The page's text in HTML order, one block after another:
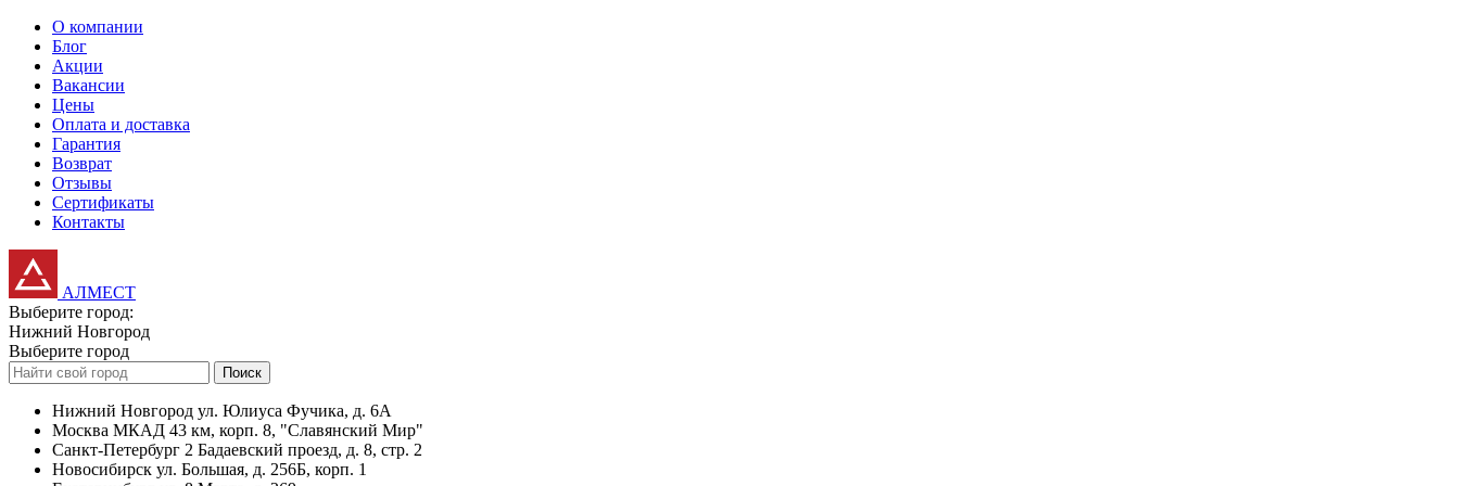
О компании
Блог
Акции
Вакансии
Цены
Оплата и доставка
Гарантия
Возврат
Отзывы
Сертификаты
Контакты
АЛМЕСТ
Выберите город:
Нижний Новгород
Выберите город
Поиск
Нижний Новгород ул. Юлиуса Фучика, д. 6А
Москва МКАД 43 км, корп. 8, "Славянский Мир"
Санкт-Петербург 2 Бадаевский проезд, д. 8, стр. 2
Новосибирск ул. Большая, д. 256Б, корп. 1